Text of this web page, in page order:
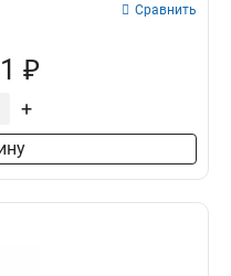
Сравнить
₽
+